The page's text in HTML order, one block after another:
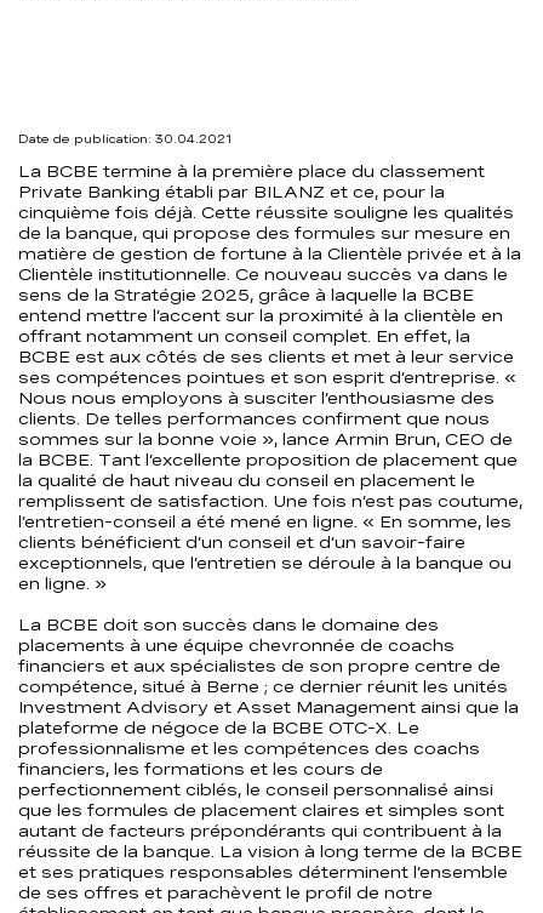
Date de publication: 30.04.2021
La BCBE termine à la première place du classement
Private Banking établi par BILANZ et ce, pour la
cinquième fois déjà. Cette réussite souligne les qualités
de la banque, qui propose des formules sur mesure en
matière de gestion de fortune à la Clientèle privée et à la
Clientèle institutionnelle. Ce nouveau succès va dans le
sens de la Stratégie 2025, grâce à laquelle la BCBE
entend mettre l’accent sur la proximité à la clientèle en
offrant notamment un conseil complet. En effet, la
BCBE est aux côtés de ses clients et met à leur service
ses compétences pointues et son esprit d’entreprise. «
Nous nous employons à susciter l’enthousiasme des
clients. De telles performances confirment que nous
sommes sur la bonne voie », lance Armin Brun, CEO de
la BCBE. Tant l’excellente proposition de placement que
la qualité de haut niveau du conseil en placement le
remplissent de satisfaction. Une fois n’est pas coutume,
l’entretien-conseil a été mené en ligne. « En somme, les
clients bénéficient d’un conseil et d’un savoir-faire
exceptionnels, que l’entretien se déroule à la banque ou
en ligne. »
La BCBE doit son succès dans le domaine des
placements à une équipe chevronnée de coachs
financiers et aux spécialistes de son propre centre de
compétence, situé à Berne ; ce dernier réunit les unités
Investment Advisory et Asset Management ainsi que la
plateforme de négoce de la BCBE OTC-X. Le
professionnalisme et les compétences des coachs
financiers, les formations et les cours de
perfectionnement ciblés, le conseil personnalisé ainsi
que les formules de placement claires et simples sont
autant de facteurs prépondérants qui contribuent à la
réussite de la banque. La vision à long terme de la BCBE
et ses pratiques responsables déterminent l’ensemble
de ses offres et parachèvent le profil de notre